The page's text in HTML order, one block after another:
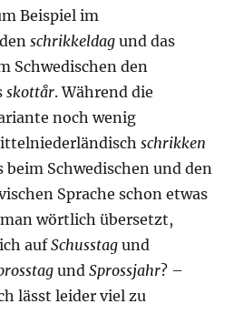
Beispiel im
schrikkeldag und das
Schwedischen den
skottår. Während die
noch wenig
schrikken
beim Schwedischen und den
Sprache schon etwas
wörtlich übersetzt,
aufSchusstag und
undSprossjahr? –
lässt leider viel zu